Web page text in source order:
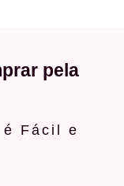
pela
Fácil e